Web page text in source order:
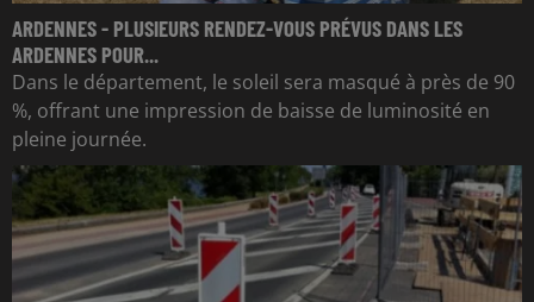
ARDENNES - PLUSIEURS RENDEZ-VOUS PRÉVUS DANS LES
ARDENNES POUR...
Dans le département, le soleil sera masqué à près de 90
%, offrant une impression de baisse de luminosité en
pleine journée.